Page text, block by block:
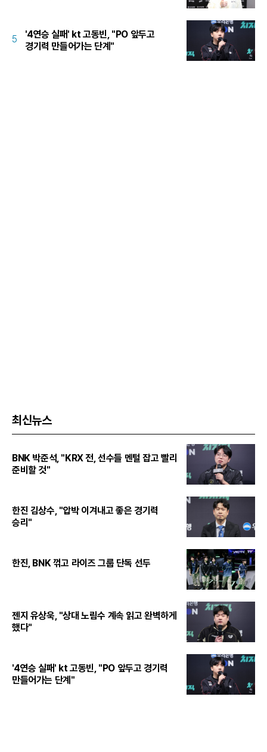
5
'4연승 실패' kt 고동빈, "PO 앞두고
경기력 만들어가는 단계"
최신뉴스
BNK 박준석, "KRX 전, 선수들 멘털 잡고 빨리
준비할 것"
한진 김상수, "압박 이겨내고 좋은 경기력
승리"
한진, BNK 꺾고 라이즈 그룹 단독 선두
젠지 유상욱, "상대 노림수 계속 읽고 완벽하게
했다"
'4연승 실패' kt 고동빈, "PO 앞두고 경기력
만들어가는 단계"